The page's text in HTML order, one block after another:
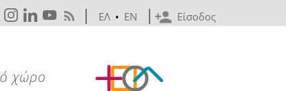
Είσοδος
ΕΛ • EN